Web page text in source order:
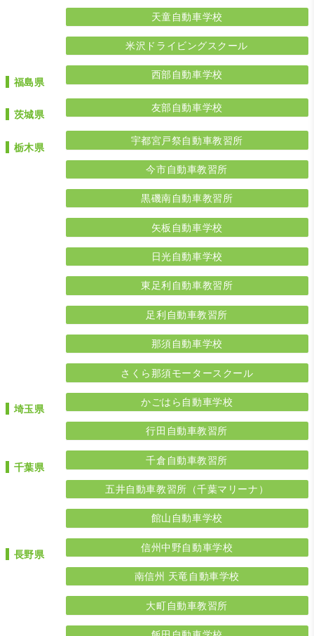
天童自動車学校
米沢ドライビングスクール
福島県
西部自動車学校
茨城県
友部自動車学校
栃木県
宇都宮戸祭自動車教習所
今市自動車教習所
黒磯南自動車教習所
矢板自動車学校
日光自動車学校
東足利自動車教習所
足利自動車教習所
那須自動車学校
さくら那須モータースクール
埼玉県
かごはら自動車学校
行田自動車教習所
千葉県
千倉自動車教習所
五井自動車教習所（千葉マリーナ）
館山自動車学校
長野県
信州中野自動車学校
南信州 天竜自動車学校
大町自動車教習所